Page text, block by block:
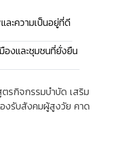
ละความเป็นอยู่ที่ดี
องและชุมชนที่ยั่งยืน
รกิจกรรมบำบัด เสริม
รับสังคมผู้สูงวัย คาด